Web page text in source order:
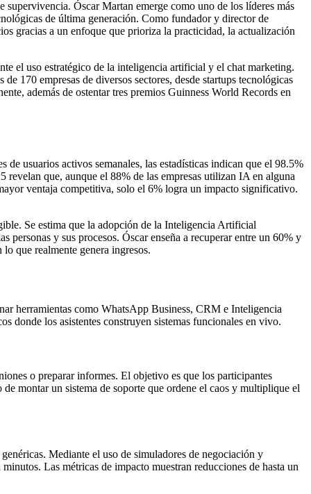
Óscar Martan emerge como uno de los líderes más
de última generación. Como fundador y director de
gracias a un enfoque que prioriza la practicidad, la actualización
el uso estratégico de la inteligencia artificial y el chat marketing.
170 empresas de diversos sectores, desde startups tecnológicas
además de ostentar tres premios Guinness World Records en
usuarios activos semanales, las estadísticas indican que el 98.5%
que, aunque el 88% de las empresas utilizan IA en alguna
ventaja competitiva, solo el 6% logra un impacto significativo.
Se estima que la adopción de la Inteligencia Artificial
y sus procesos. Óscar enseña a recuperar entre un 60% y
que realmente genera ingresos.
herramientas como WhatsApp Business, CRM e Inteligencia
donde los asistentes construyen sistemas funcionales en vivo.
o preparar informes. El objetivo es que los participantes
montar un sistema de soporte que ordene el caos y multiplique el
Mediante el uso de simuladores de negociación y
Las métricas de impacto muestran reducciones de hasta un